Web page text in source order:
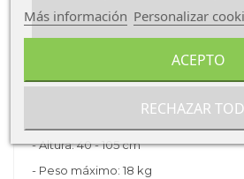
Características de BeSafe
- Altura: 40 - 105 cm
- Peso máximo: 18 kg
Más información Personalizar
RECHAZAR
ACEPTO